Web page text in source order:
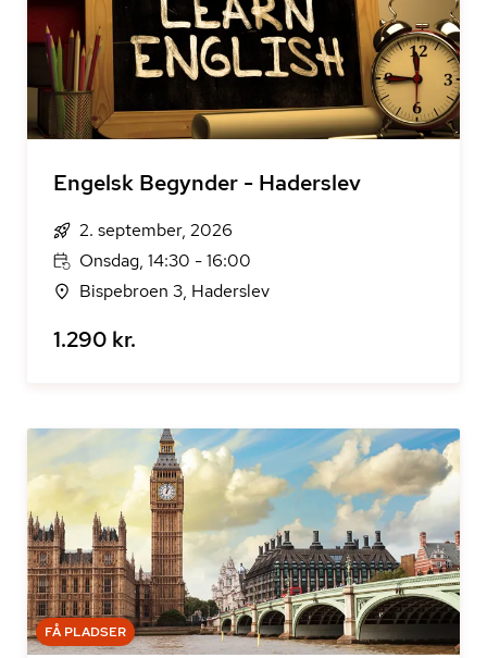
Engelsk Begynder - Haderslev
2. september, 2026
Onsdag, 14:30 - 16:00
Bispebroen 3, Haderslev
1.290 kr.
FÅ PLADSER